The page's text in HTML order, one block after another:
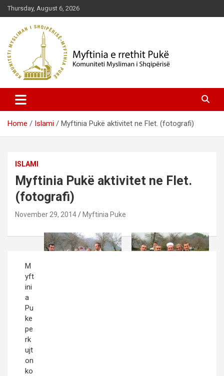
Skip
to
content
Thursday, August 6, 2026
Myftinia Pukë | Faqja Zyrtare
Home Islami Myftinia Pukë aktivitet ne Flet. (fotografi)
ISLAMI
Myftinia Pukë aktivitet ne Flet.
(fotografi)
November 29, 2014 Myftinia Puke
navigation
M
yft
ini
a
Pu
ke
pe
rk
ujt
on
ko